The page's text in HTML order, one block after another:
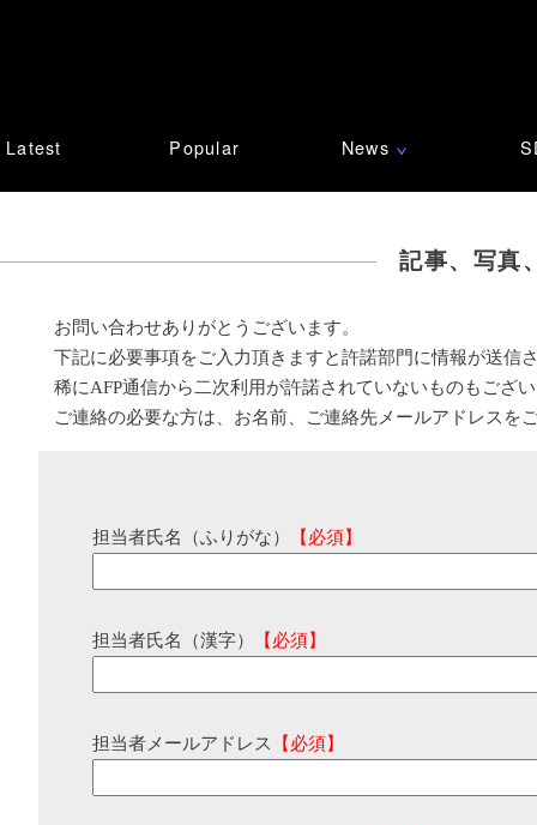
Latest Popular News ∨
記事、写真
お問い合わせありがとうございます。
下記に必要事項をご入力頂きますと許諾部門に情報が送信
稀にAFP通信から二次利用が許諾されていないものもござ
ご連絡の必要な方は、お名前、ご連絡先メールアドレスを
担当者氏名（ふりがな） 【必須】
担当者氏名（漢字） 【必須】
担当者メールアドレス 【必須】